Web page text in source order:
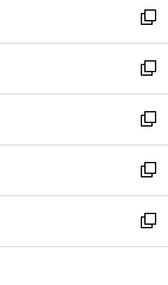
く
で
開
く
ド
ウ
で
開
く
ィ
ン
ド
ウ
で
開
く
い
ウ
ィ
ン
ド
ウ
で
開
く
新
し
い
ウ
ィ
ン
ド
ウ
で
開
新
し
い
ウ
ィ
ン
ド
ウ
新
し
い
ウ
ィ
ン
新
し
い
ウ
新
し